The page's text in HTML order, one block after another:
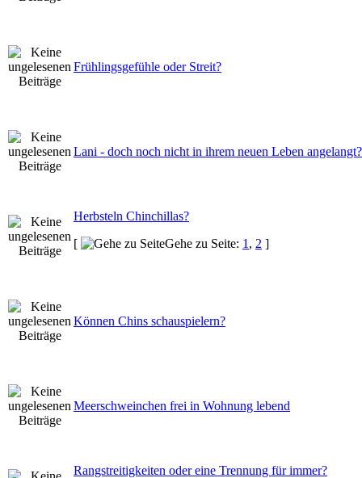
Frühlingsgefühle oder Streit?
Lani - doch noch nicht in ihrem neuen Leben angelangt?
Herbsteln Chinchillas?
[
Gehe zu Seite: 1 , 2 ]
Können Chins schauspielern?
Meerschweinchen frei in Wohnung lebend
Rangstreitigkeiten oder eine Trennung für immer?